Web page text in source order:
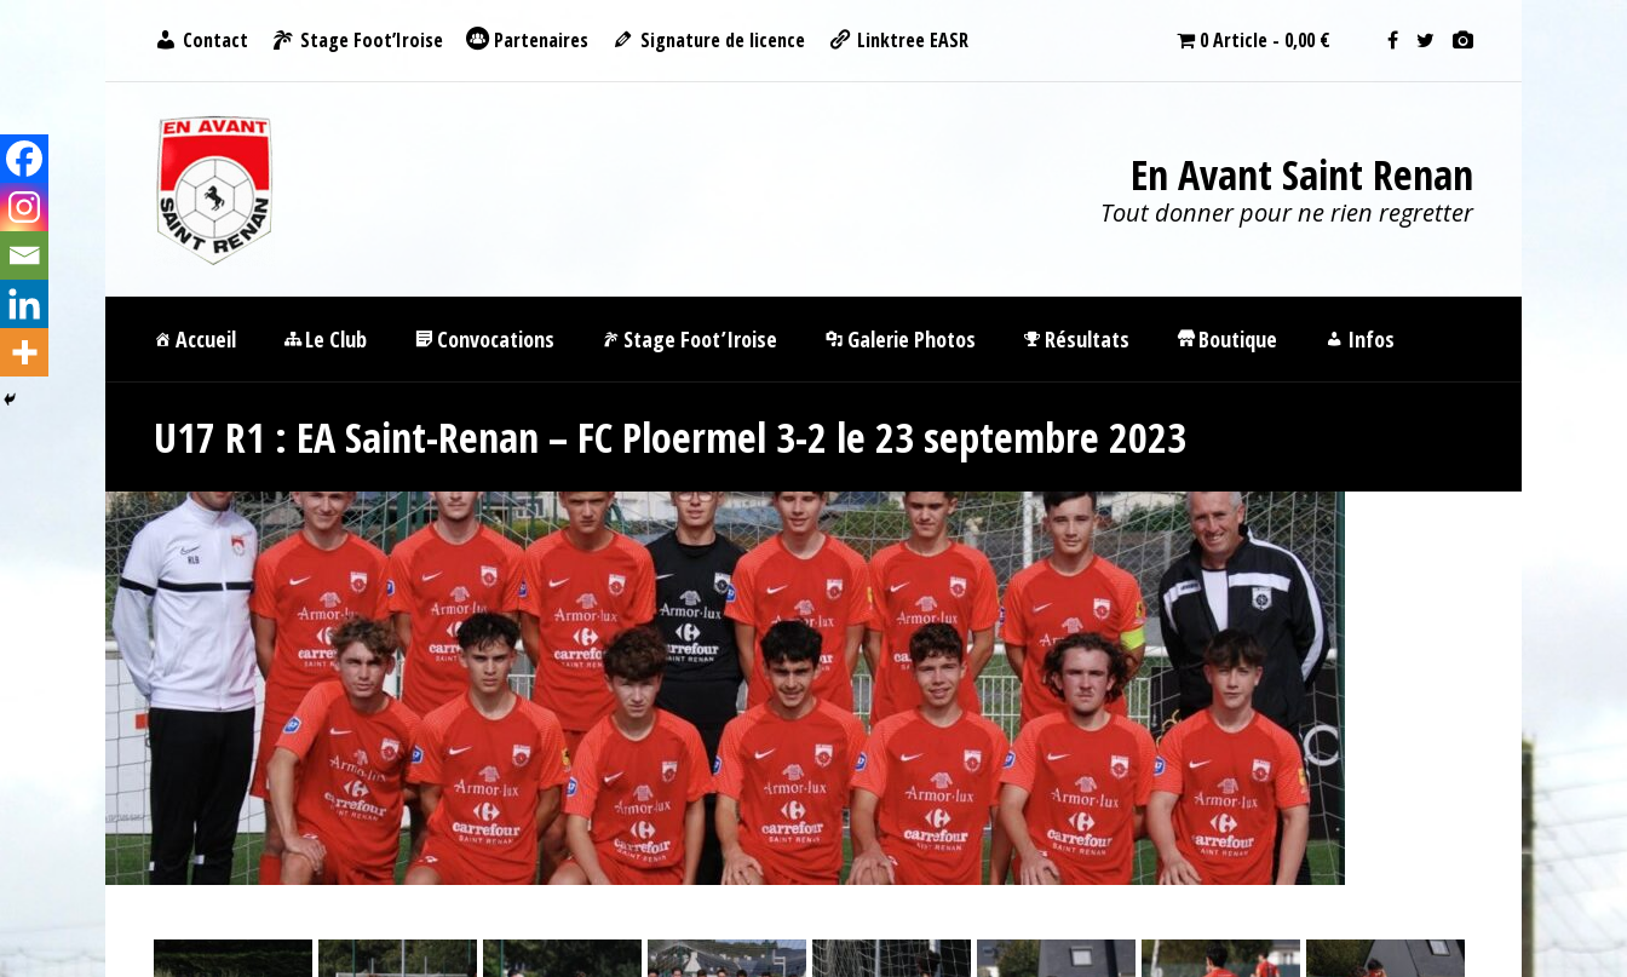
Contact Stage Foot’Iroise Partenaires Signature de licence Linktree EASR 0 Article 0,00 €
En Avant Saint Renan
Tout donner pour ne rien regretter
Accueil Le Club Convocations Stage Foot’Iroise Galerie Photos Résultats Boutique Infos
U17 R1 : EA Saint-Renan – FC Ploermel 3-2 le 23 septembre 2023